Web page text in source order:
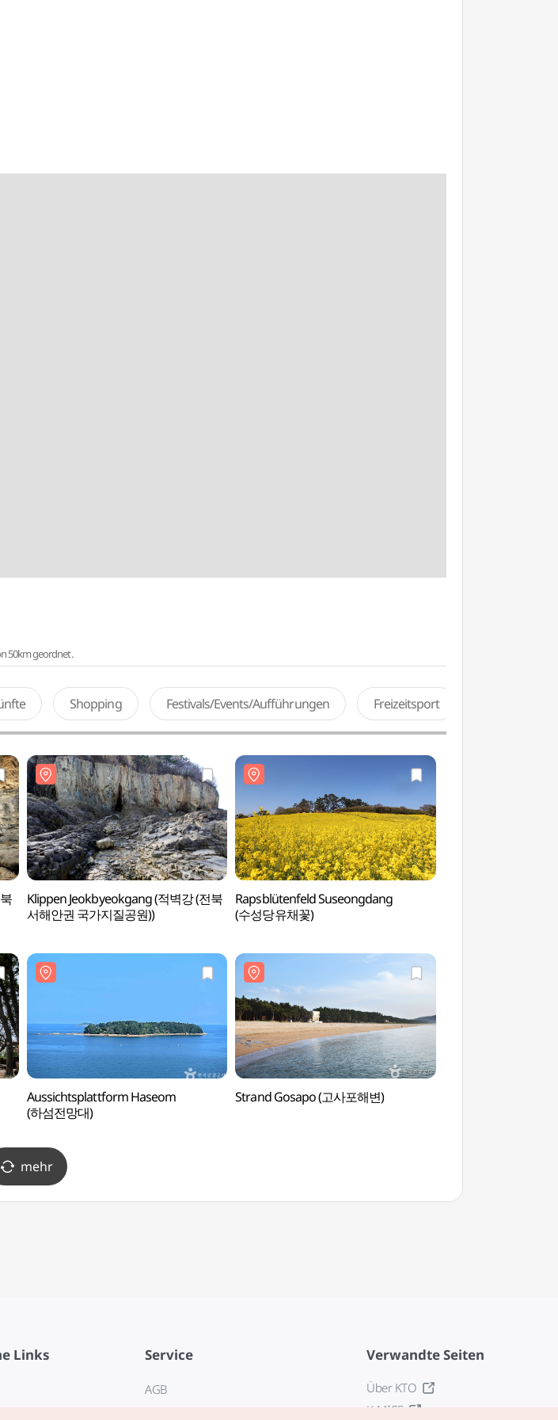
50km geordnet.
Shopping Festivals/Events/Aufführungen Freizeitsport
Klippen Jeokbyeokgang (적벽강 (전북
서해안권 국가지질공원))
Rapsblütenfeld Suseongdang
(수성당유채꽃)
Aussichtsplattform Haseom
(하섬전망대)
Strand Gosapo (고사포해변)
mehr
Links Service
AGB
Verwandte Seiten
Über KTO
K-MICE